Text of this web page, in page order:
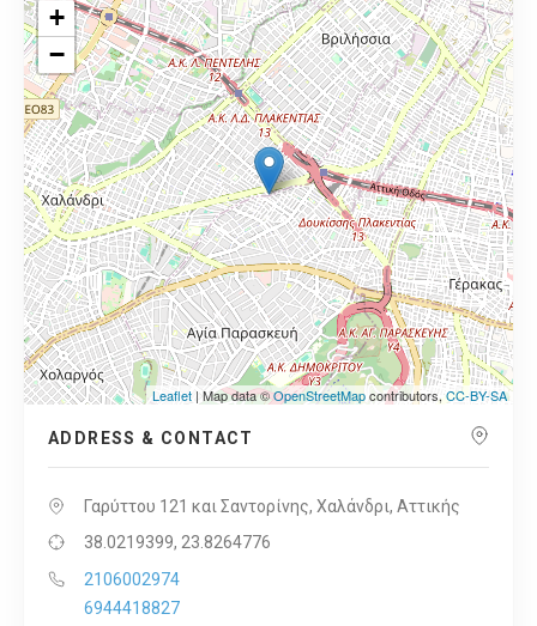
+
−
Leaflet | Map data ©OpenStreetMapcontributors,CC-BY-SA
ADDRESS & CONTACT
Γαρύττου 121 και Σαντορίνης, Χαλάνδρι, Αττικής
38.0219399, 23.8264776
2106002974
6944418827